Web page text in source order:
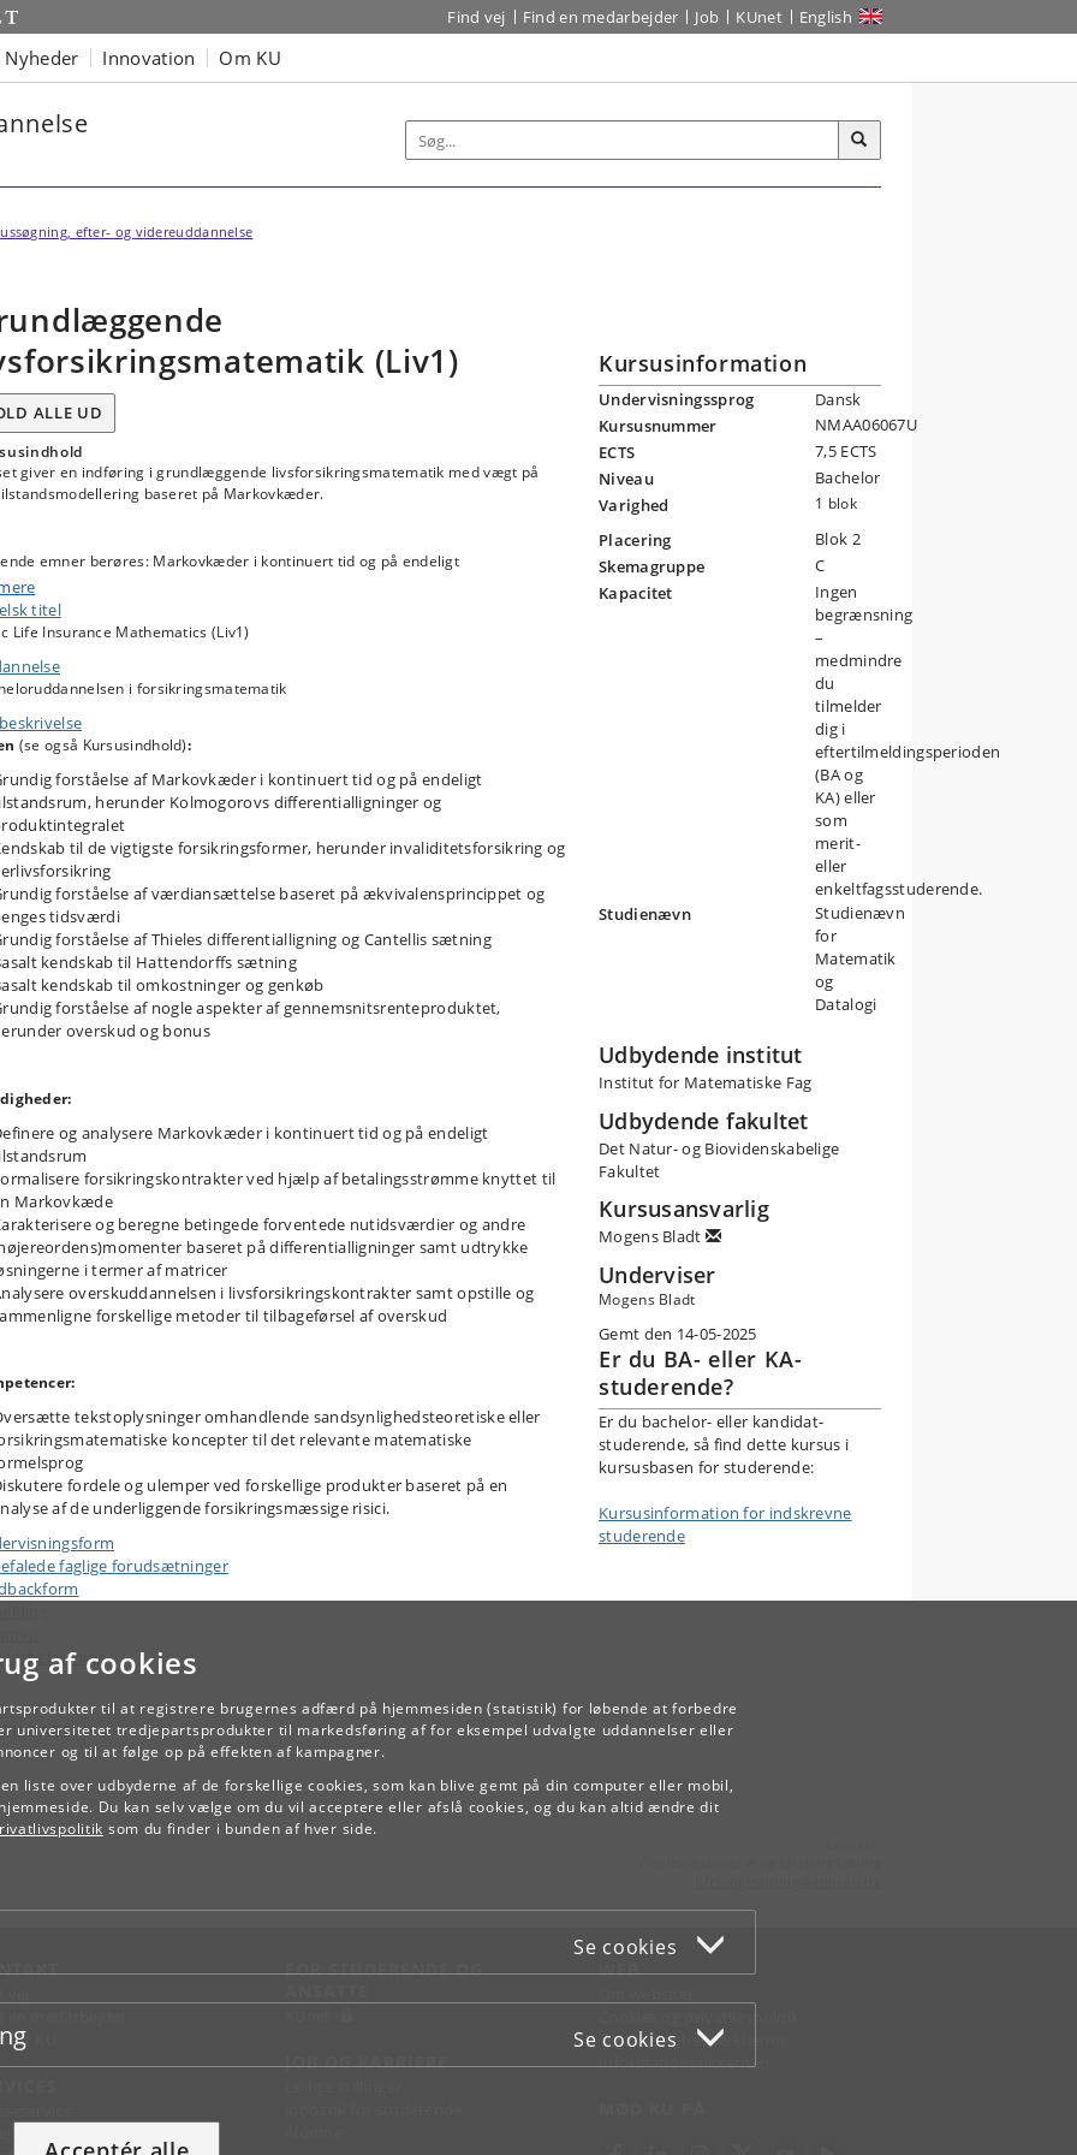
af cookies
til at registrere brugernes adfærd på hjemmesiden (statistik) for løbende at forbedre
universitetet tredjepartsprodukter til markedsføring af for eksempel udvalgte uddannelser eller
og til at følge op på effekten af kampagner.
liste over udbyderne af de forskellige cookies, som kan blive gemt på din computer eller mobil,
Du kan selv vælge om du vil acceptere eller afslå cookies, og du kan altid ændre dit
som du finder i bunden af hver side.
Se cookies
Se cookies
Find vej Find en medarbejder Job KUnet English
Nyheder Innovation Om KU
efter- og videreuddannelse
(Liv1)
ALLE UD
giver en indføring i grundlæggende livsforsikringsmatematik med vægt på
baseret på Markovkæder.
emner berøres: Markovkæder i kontinuert tid og på endeligt
typiske forsikringsformer og deres betalingsstrømme, forventede
og prospektive reserver, Thieles differentialligning og Cantellis sætning,
og Hattendorffs sætning, inklusion af genkøbsoption
markedsrenteprodukter (perspektivering).
deltage i den afsluttende skriftlige prøve skal en obligatorisk opgave være
og gyldig.
titel
Life Insurance Mathematics (Liv1)
i forsikringsmatematik
(se også Kursusindhold):
forståelse af Markovkæder i kontinuert tid og på endeligt
herunder Kolmogorovs differentialligninger og
til de vigtigste forsikringsformer, herunder invaliditetsforsikring og
forståelse af værdiansættelse baseret på ækvivalensprincippet og
tidsværdi
forståelse af Thieles differentialligning og Cantellis sætning
kendskab til Hattendorffs sætning
kendskab til omkostninger og genkøb
forståelse af nogle aspekter af gennemsnitsrenteproduktet,
overskud og bonus
og analysere Markovkæder i kontinuert tid og på endeligt
forsikringskontrakter ved hjælp af betalingsstrømme knyttet til
Markovkæde
og beregne betingede forventede nutidsværdier og andre
baseret på differentialligninger samt udtrykke
i termer af matricer
overskuddannelsen i livsforsikringskontrakter samt opstille og
forskellige metoder til tilbageførsel af overskud
tekstoplysninger omhandlende sandsynlighedsteoretiske eller
koncepter til det relevante matematiske
fordele og ulemper ved forskellige produkter baseret på en
af de underliggende forsikringsmæssige risici.
faglige forudsætninger
Kursusinformation
Undervisningssprog
Dansk
Kursusnummer
NMAA06067U
ECTS
7,5 ECTS
Niveau
Bachelor
Varighed
1 blok
Placering
Blok 2
Skemagruppe
C
Kapacitet
Ingen
begrænsning
–
medmindre
du
tilmelder
dig i
eftertilmeldingsperioden
(BA og
KA) eller
som
merit-
eller
enkeltfagsstuderende.
Studienævn
Studienævn
for
Matematik
og
Datalogi
Udbydende institut
Institut for Matematiske Fag
Udbydende fakultet
Det Natur- og Biovidenskabelige
Fakultet
Kursusansvarlig
Mogens Bladt
Underviser
Mogens Bladt
Gemt den 14-05-2025
Er du BA- eller KA-
studerende?
Er du bachelor- eller kandidat-
studerende, så find dette kursus i
kursusbasen for studerende:
Kursusinformation for indskrevne
studerende
TILBAGE
KU
FOR STUDERENDE OG
JOB OG KARRIERE
WEB
Tilgængelighedserklæring
Informationssikkerhed